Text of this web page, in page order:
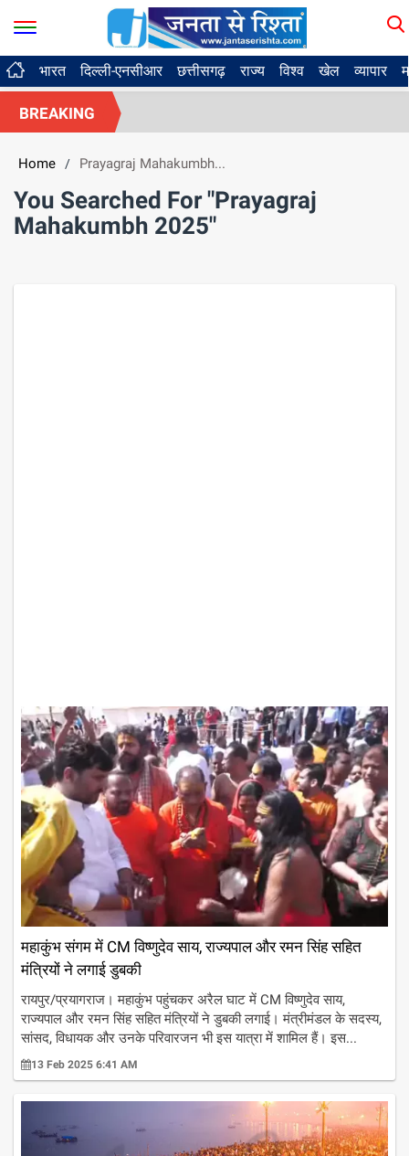
भारत दिल्ली-एनसीआर छत्तीसगढ़ राज्य विश्व खेल व्यापार
BREAKING
Home / Prayagraj Mahakumbh...
You Searched For "Prayagraj
Mahakumbh 2025"
महाकुंभ संगम में CM विष्णुदेव साय, राज्यपाल और रमन सिंह सहित
मंत्रियों ने लगाई डुबकी
रायपुर/प्रयागराज। महाकुंभ पहुंचकर अरैल घाट में CM विष्णुदेव साय,
राज्यपाल और रमन सिंह सहित मंत्रियों ने डुबकी लगाई। मंत्रीमंडल के सदस्य,
सांसद, विधायक और उनके परिवारजन भी इस यात्रा में शामिल हैं। इस...
13 Feb 2025 6:41 AM